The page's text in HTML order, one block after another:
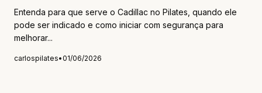
Entenda para que serve o Cadillac no Pilates, quando ele
pode ser indicado e como iniciar com segurança para
melhorar...
carlospilates•01/06/2026